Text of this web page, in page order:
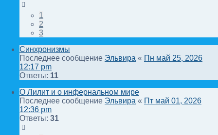
1
2
3
Синхронизмы
Последнее сообщение Эльвира « Пн май 25, 2026
12:17 pm
Ответы: 11
О Лилит и о инфернальном мире
Последнее сообщение Эльвира « Пт май 01, 2026
12:36 pm
Ответы: 31